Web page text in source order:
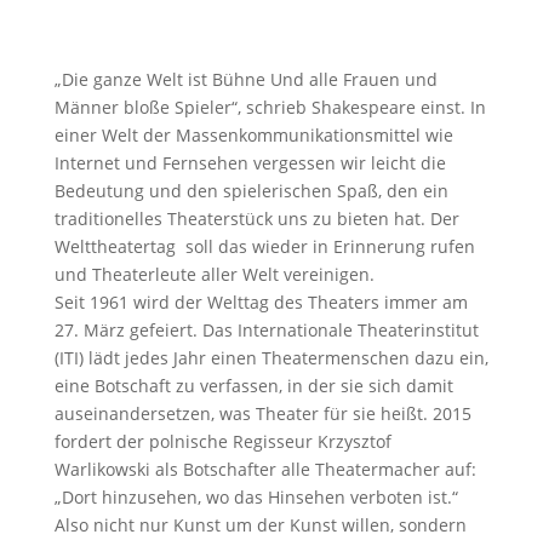
„Die ganze Welt ist Bühne Und alle Frauen und
Männer bloße Spieler“, schrieb Shakespeare einst. In
einer Welt der Massenkommunikationsmittel wie
Internet und Fernsehen vergessen wir leicht die
Bedeutung und den spielerischen Spaß, den ein
traditionelles Theaterstück uns zu bieten hat. Der
Welttheatertag soll das wieder in Erinnerung rufen
und Theaterleute aller Welt vereinigen.
Seit 1961 wird der Welttag des Theaters immer am
27. März gefeiert. Das Internationale Theaterinstitut
(ITI) lädt jedes Jahr einen Theatermenschen dazu ein,
eine Botschaft zu verfassen, in der sie sich damit
auseinandersetzen, was Theater für sie heißt. 2015
fordert der polnische Regisseur Krzysztof
Warlikowski als Botschafter alle Theatermacher auf:
„Dort hinzusehen, wo das Hinsehen verboten ist.“
Also nicht nur Kunst um der Kunst willen, sondern